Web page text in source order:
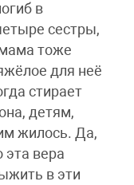
в
сестры,
тоже
для неё
стирает
детям,
жилось. Да,
эта вера
в эти